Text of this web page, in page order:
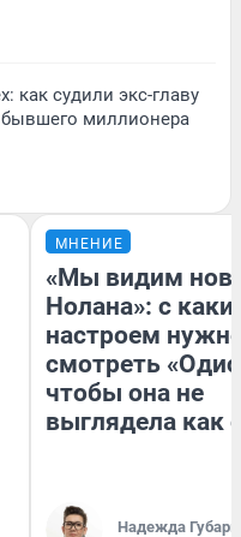
как судили экс-главу
миллионера
МНЕНИЕ
«Мы видим
Нолана»: с
настроем
смотреть
чтобы она не
выглядела как
Надежда Губарь